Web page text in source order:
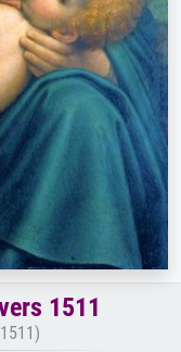
1511